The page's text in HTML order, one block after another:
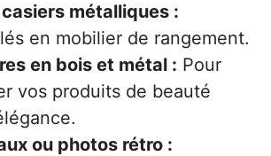
métalliques :
en mobilier de rangement.
en bois et métal : Pour
vos produits de beauté
ou photos rétro :